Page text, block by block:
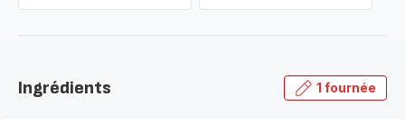
Ingrédients 1 fournée